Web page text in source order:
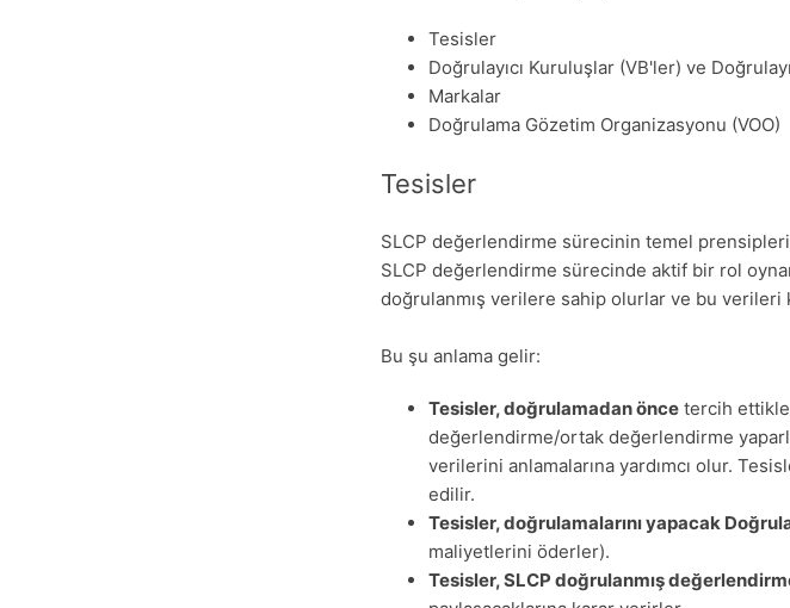
Tesisler
Doğrulayıcı Kuruluşlar (VB'ler) ve
Markalar
Doğrulama Gözetim Organizasyonu (VOO)
Tesisler
SLCP değerlendirme sürecinin temel
SLCP değerlendirme sürecinde aktif bir rol
doğrulanmış verilere sahip olurlar ve bu verileri
Bu şu anlama gelir:
Tesisler, doğrulamadan önce tercih
değerlendirme/ortak değerlendirme
verilerini anlamalarına yardımcı olur.
edilir.
Tesisler, doğrulamalarını yapacak
maliyetlerini öderler).
Tesisler, SLCP doğrulanmış